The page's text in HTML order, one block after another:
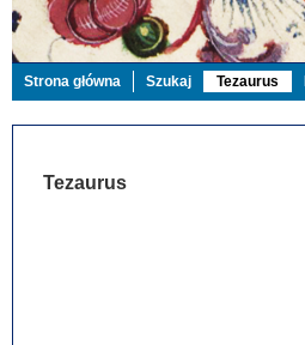
Strona główna Szukaj Tezaurus
Tezaurus